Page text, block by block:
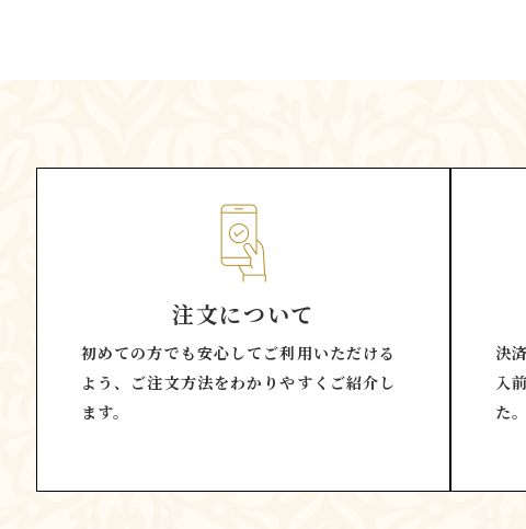
注文について
初めての方でも安心してご利用いただける
よう、ご注文方法をわかりやすくご紹介し
ます。
決
入
た。